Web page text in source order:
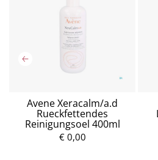
Avene Xeracalm/a.d
Rueckfettendes
Reinigungsoel 400ml
€ 0,00